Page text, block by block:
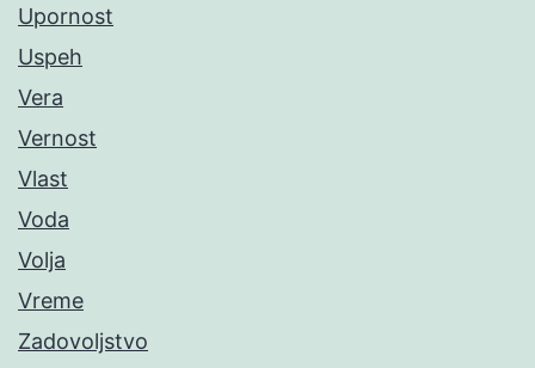
Upornost
Uspeh
Vera
Vernost
Vlast
Voda
Volja
Vreme
Zadovoljstvo